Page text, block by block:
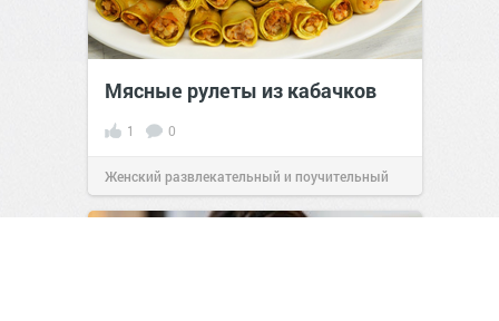
Мясные рулеты из кабачков
1 0
Женский развлекательный и поучительный
сайт.23:4106 авг 2026